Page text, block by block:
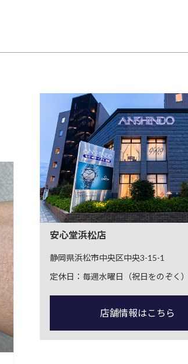
安心堂浜松店
静岡県浜松市中央区中央3-15-1
定休日：毎週水曜日（祝日をのぞく）
店舗情報はこちら